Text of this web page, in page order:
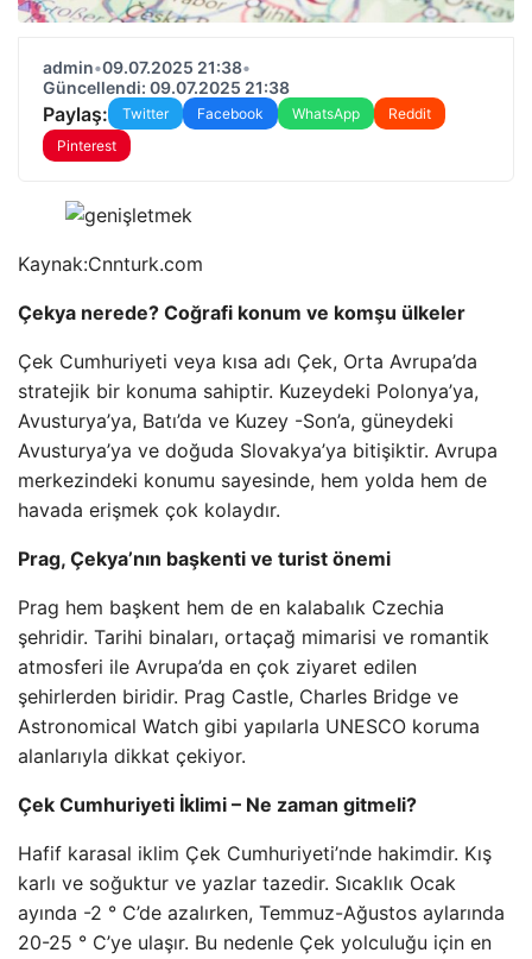
admin•09.07.2025 21:38•
Güncellendi: 09.07.2025 21:38
Paylaş: Twitter Facebook WhatsApp
Reddit
Pinterest
Kaynak:Cnnturk.com
Çekya nerede? Coğrafi konum ve komşu ülkeler
Çek Cumhuriyeti veya kısa adı Çek, Orta Avrupa’da
stratejik bir konuma sahiptir. Kuzeydeki Polonya’ya,
Avusturya’ya, Batı’da ve Kuzey -Son’a, güneydeki
Avusturya’ya ve doğuda Slovakya’ya bitişiktir. Avrupa
merkezindeki konumu sayesinde, hem yolda hem de
havada erişmek çok kolaydır.
Prag, Çekya’nın başkenti ve turist önemi
Prag hem başkent hem de en kalabalık Czechia
şehridir. Tarihi binaları, ortaçağ mimarisi ve romantik
atmosferi ile Avrupa’da en çok ziyaret edilen
şehirlerden biridir. Prag Castle, Charles Bridge ve
Astronomical Watch gibi yapılarla UNESCO koruma
alanlarıyla dikkat çekiyor.
Çek Cumhuriyeti İklimi – Ne zaman gitmeli?
Hafif karasal iklim Çek Cumhuriyeti’nde hakimdir. Kış
karlı ve soğuktur ve yazlar tazedir. Sıcaklık Ocak
ayında -2 ° C’de azalırken, Temmuz-Ağustos aylarında
20-25 ° C’ye ulaşır. Bu nedenle Çek yolculuğu için en